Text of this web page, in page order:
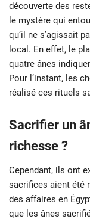
découverte des
le mystère qui
qu’il ne s’agissait
local. En effet, le
quatre ânes
Pour l’instant, les
réalisé ces rituels
Sacrifier un
richesse ?
Cependant, ils ont
sacrifices aient été
des affaires en
que les ânes